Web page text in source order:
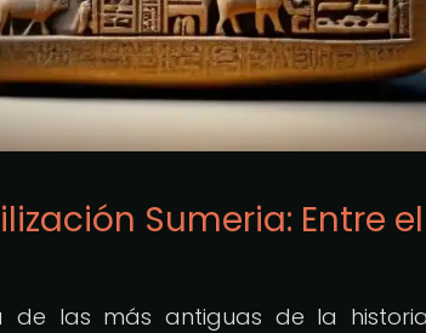
Sumeria: Entre
de las más antiguas de la